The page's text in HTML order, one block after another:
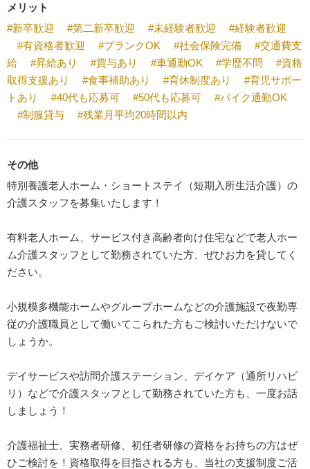
メリット
#新卒歓迎
#第二新卒歓迎 #未経験者歓迎
#経験者歓迎
#有資格者歓迎
#ブランクOK #社会保険完備
#交通費支
給
#昇給あり #賞与あり #車通勤OK #学歴不問
#資格
取得支援あり
#食事補助あり #育休制度あり
#育児サポー
トあり
#40代も応募可 #50代も応募可
#バイク通勤OK
#制服貸与
#残業月平均20時間以内
その他
特別養護老人ホーム・ショートステイ（短期入所生活介護）の
介護スタッフを募集いたします！
有料老人ホーム、サービス付き高齢者向け住宅などで老人ホー
ム介護スタッフとして勤務されていた方、ぜひお力を貸してく
ださい。
小規模多機能ホームやグループホームなどの介護施設で夜勤専
従の介護職員として働いてこられた方もご検討いただけないで
しょうか。
デイサービスや訪問介護ステーション、デイケア（通所リハビ
リ）などで介護スタッフとして勤務されていた方も、一度お話
しましょう！
介護福祉士、実務者研修、初任者研修の資格をお持ちの方はぜ
ひご検討を！資格取得を目指される方も、当社の支援制度ご活